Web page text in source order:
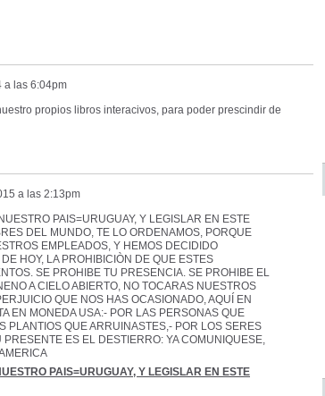
a las 6:04pm
propios libros interacivos, para poder prescindir de
a las 2:13pm
PAIS=URUGUAY, Y LEGISLAR EN ESTE
DEL MUNDO, TE LO ORDENAMOS, PORQUE
EMPLEADOS, Y HEMOS DECIDIDO
HOY, LA PROHIBICIÒN DE QUE ESTES
SE PROHIBE TU PRESENCIA. SE PROHIBE EL
A CIELO ABIERTO, NO TOCARAS NUESTROS
QUE NOS HAS OCASIONADO, AQUÍ EN
EN MONEDA USA:- POR LAS PERSONAS QUE
PLANTIOS QUE ARRUINASTES,- POR LOS SERES
ES EL DESTIERRO: YA COMUNIQUESE,
PAIS=URUGUAY, Y LEGISLAR EN ESTE